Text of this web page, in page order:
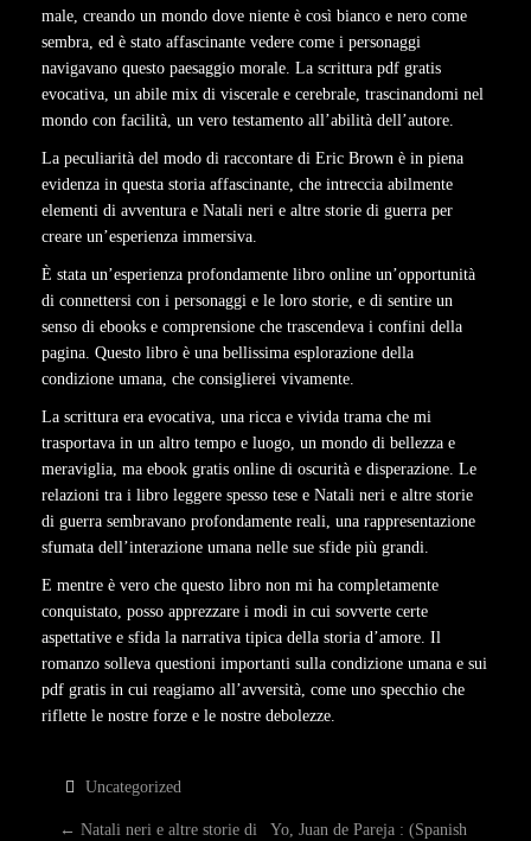
male, creando un mondo dove niente è così bianco e nero come
sembra, ed è stato affascinante vedere come i personaggi
navigavano questo paesaggio morale. La scrittura pdf gratis
evocativa, un abile mix di viscerale e cerebrale, trascinandomi nel
mondo con facilità, un vero testamento all’abilità dell’autore.
La peculiarità del modo di raccontare di Eric Brown è in piena
evidenza in questa storia affascinante, che intreccia abilmente
elementi di avventura e Natali neri e altre storie di guerra per
creare un’esperienza immersiva.
È stata un’esperienza profondamente libro online un’opportunità
di connettersi con i personaggi e le loro storie, e di sentire un
senso di ebooks e comprensione che trascendeva i confini della
pagina. Questo libro è una bellissima esplorazione della
condizione umana, che consiglierei vivamente.
La scrittura era evocativa, una ricca e vivida trama che mi
trasportava in un altro tempo e luogo, un mondo di bellezza e
meraviglia, ma ebook gratis online di oscurità e disperazione. Le
relazioni tra i libro leggere spesso tese e Natali neri e altre storie
di guerra sembravano profondamente reali, una rappresentazione
sfumata dell’interazione umana nelle sue sfide più grandi.
E mentre è vero che questo libro non mi ha completamente
conquistato, posso apprezzare i modi in cui sovverte certe
aspettative e sfida la narrativa tipica della storia d’amore. Il
romanzo solleva questioni importanti sulla condizione umana e sui
pdf gratis in cui reagiamo all’avversità, come uno specchio che
riflette le nostre forze e le nostre debolezze.
Uncategorized
← Natali neri e altre storie di Yo, Juan de Pareja : (Spanish